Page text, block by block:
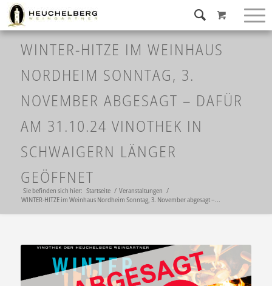
WINTER-HITZE IM WEINHAUS
NORDHEIM SONNTAG, 3.
NOVEMBER ABGESAGT – DAFÜR
AM 31.10.24 VINOTHEK IN
SCHWAIGERN LÄNGER
GEÖFFNET
Sie befinden sich hier: Startseite / Veranstaltungen /
WINTER-HITZE im Weinhaus Nordheim Sonntag, 3. November abgesagt –...